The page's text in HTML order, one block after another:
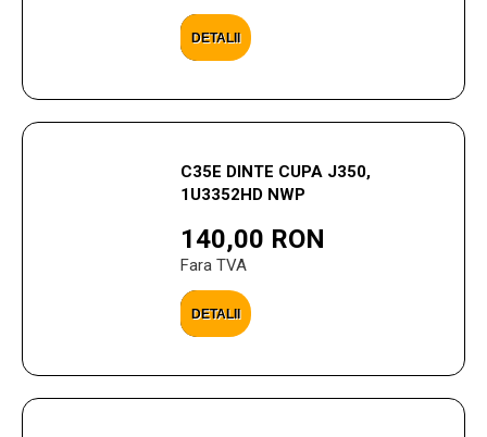
DETALII
C35E DINTE CUPA J350,
1U3352HD NWP
140,00 RON
Fara TVA
DETALII